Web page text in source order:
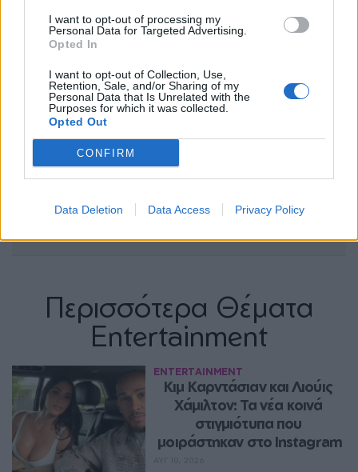
I want to opt-out of processing my
Personal Data for Targeted Advertising.
Opted In
I want to opt-out of Collection, Use,
Retention, Sale, and/or Sharing of my
Personal Data that Is Unrelated with the
Purposes for which it was collected.
Opted Out
CONFIRM
Data Deletion Data Access Privacy Policy
Περισσότερα Θέματα
Entertainment
ENTERTAINMENT
Κιμ Καρντάσιαν και Λιούις
Χάμιλτον: Τα νέα κοινά
στιγμιότυπα που
μοιράστηκαν στο Instagram